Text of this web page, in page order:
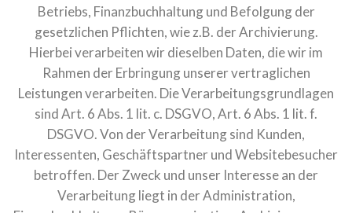
Betriebs, Finanzbuchhaltung und Befolgung der
gesetzlichen Pflichten, wie z.B. der Archivierung.
Hierbei verarbeiten wir dieselben Daten, die wir im
Rahmen der Erbringung unserer vertraglichen
Leistungen verarbeiten. Die Verarbeitungsgrundlagen
sind Art. 6 Abs. 1 lit. c. DSGVO, Art. 6 Abs. 1 lit. f.
DSGVO. Von der Verarbeitung sind Kunden,
Interessenten, Geschäftspartner und Websitebesucher
betroffen. Der Zweck und unser Interesse an der
Verarbeitung liegt in der Administration,